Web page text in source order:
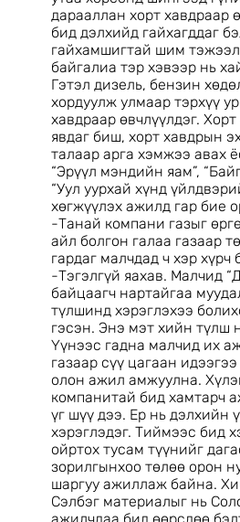
дарааллан хорт хавдраар
бид дэлхийд гайхагддаг
гайхамшигтай шим тэжээл
байгалиа тэр хэвээр нь
Гэтэл дизель, бензин
хордуулж улмаар тэрхүү
хавдраар өвчлүүлдэг.
явдаг биш, хорт хавдрын
талаар арга хэмжээ авах
“Эрүүл мэндийн яам”,
“Уул уурхай хүнд
хөгжүүлэх ажилд гар бие
-Танай компани газыг
айл болгон галаа газаар
гардаг малчдад ч хэр хүрч
-Тэгэлгүй яахав. Малчид
байцаагч нартайгаа
түлшинд хэрэглэхээ
гэсэн. Энэ мэт хийн түлш
Үүнээс гадна малчид их
газаар сүү цагаан
олон ажил амжуулна.
компанитай бид хамтарч
үг шүү дээ. Ер нь дэлхийн
хэрэглэдэг. Тиймээс бид
ойртох тусам түүнийг
зорилгынхоо төлөө орон
шаргуу ажиллаж байна.
Сэлбэг материалыг нь